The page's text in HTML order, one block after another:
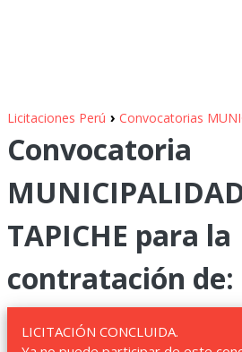
Licitaciones Perú › Convocatorias
Convocatoria
TAPICHE para la
contratación de:
LICITACIÓN CONCLUIDA.